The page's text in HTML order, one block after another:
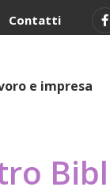
Contatti
e impresa